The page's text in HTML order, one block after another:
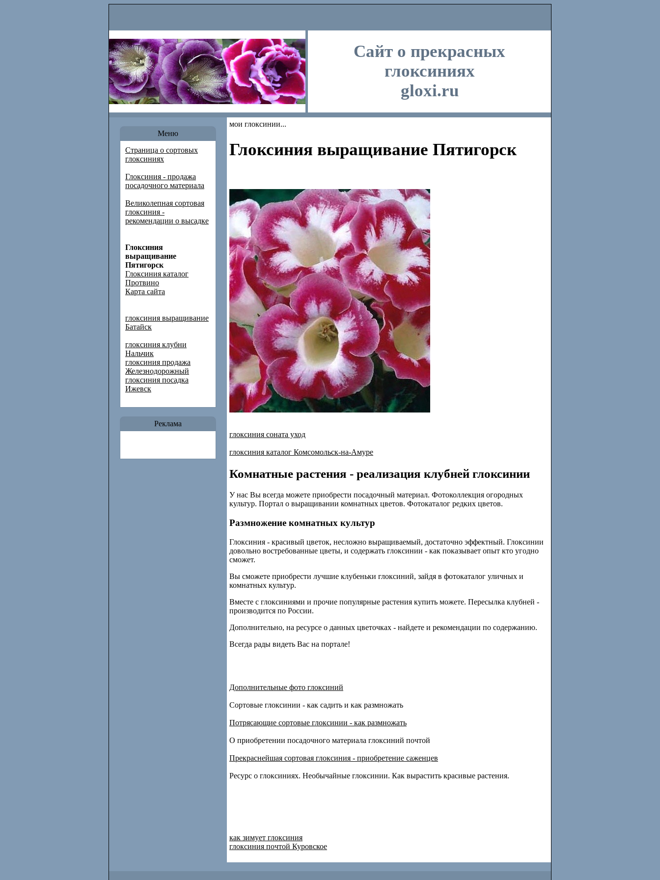
Сайт о прекрасных
глоксиниях
gloxi.ru
Меню
Страница о сортовых
глоксиниях
Глоксиния - продажа
посадочного материала
Великолепная сортовая
глоксиния -
рекомендации о высадке
Глоксиния
выращивание
Пятигорск
Глоксиния каталог
Протвино
Карта сайта
глоксиния выращивание
Батайск
глоксиния клубни
Нальчик
глоксиния продажа
Железнодорожный
глоксиния посадка
Ижевск
Реклама
мои глоксинии...
Глоксиния выращивание Пятигорск
глоксиния соната уход
глоксиния каталог Комсомольск-на-Амуре
Комнатные растения - реализация клубней глоксинии
У нас Вы всегда можете приобрести посадочный материал. Фотоколлекция огородных
культур. Портал о выращивании комнатных цветов. Фотокаталог редких цветов.
Размножение комнатных культур
Глоксиния - красивый цветок, несложно выращиваемый, достаточно эффектный. Глоксинии
довольно востребованные цветы, и содержать глоксинии - как показывает опыт кто угодно
сможет.
Вы сможете приобрести лучшие клубеньки глоксиний, зайдя в фотокаталог уличных и
комнатных культур.
Вместе с глоксиниями и прочие популярные растения купить можете. Пересылка клубней -
производится по России.
Дополнительно, на ресурсе о данных цветочках - найдете и рекомендации по содержанию.
Всегда рады видеть Вас на портале!
Дополнительные фото глоксиний
Сортовые глоксинии - как садить и как размножать
Потрясающие сортовые глоксинии - как размножать
О приобретении посадочного материала глоксиний почтой
Прекраснейшая сортовая глоксиния - приобретение саженцев
Ресурс о глоксиниях. Необычайные глоксинии. Как вырастить красивые растения.
как зимует глоксиния
глоксиния почтой Куровское